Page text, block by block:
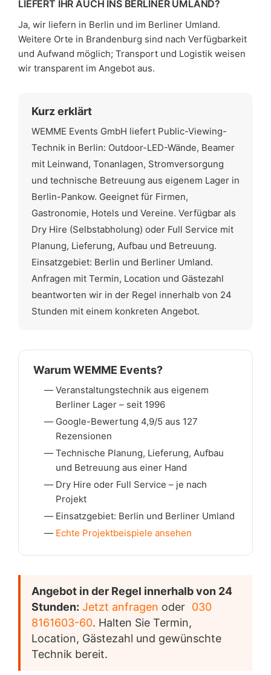
LIEFERT IHR AUCH INS BERLINER UMLAND?
Ja, wir liefern in Berlin und im Berliner Umland.
Weitere Orte in Brandenburg sind nach Verfügbarkeit
und Aufwand möglich; Transport und Logistik weisen
wir transparent im Angebot aus.
Kurz erklärt
WEMME Events GmbH liefert Public-Viewing-
Technik in Berlin: Outdoor-LED-Wände, Beamer
mit Leinwand, Tonanlagen, Stromversorgung
und technische Betreuung aus eigenem Lager in
Berlin-Pankow. Geeignet für Firmen,
Gastronomie, Hotels und Vereine. Verfügbar als
Dry Hire (Selbstabholung) oder Full Service mit
Planung, Lieferung, Aufbau und Betreuung.
Einsatzgebiet: Berlin und Berliner Umland.
Anfragen mit Termin, Location und Gästezahl
beantworten wir in der Regel innerhalb von 24
Stunden mit einem konkreten Angebot.
Warum WEMME Events?
Veranstaltungstechnik aus eigenem
Berliner Lager – seit 1996
Google-Bewertung 4,9/5 aus 127
Rezensionen
Technische Planung, Lieferung, Aufbau
und Betreuung aus einer Hand
Dry Hire oder Full Service – je nach
Projekt
Einsatzgebiet: Berlin und Berliner Umland
Echte Projektbeispiele ansehen
Angebot in der Regel innerhalb von 24
Stunden: Jetzt anfragen oder 030
8161603-60. Halten Sie Termin,
Location, Gästezahl und gewünschte
Technik bereit.